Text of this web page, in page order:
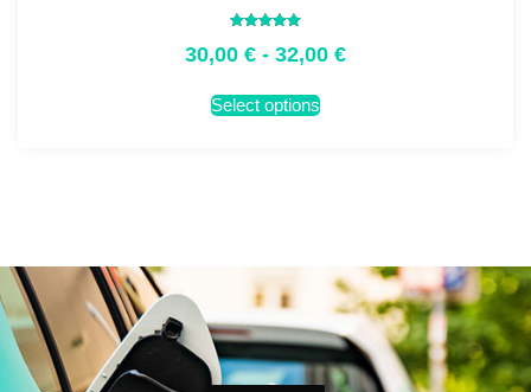
con
5.00
30,00 € - 32,00 €
Select options